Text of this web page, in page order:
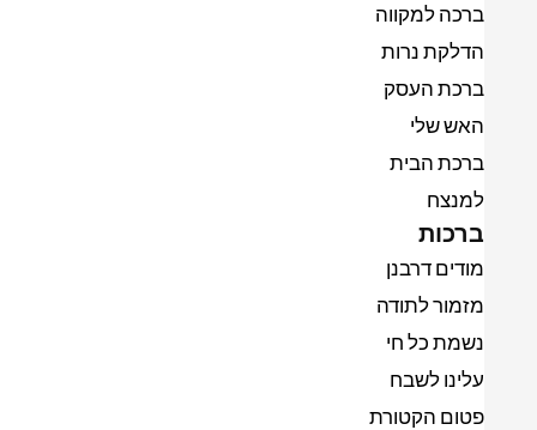
ברכה למקווה
הדלקת נרות
ברכת העסק
האש שלי
ברכת הבית
למנצח
ברכות
מודים דרבנן
מזמור לתודה
נשמת כל חי
עלינו לשבח
פטום הקטורת